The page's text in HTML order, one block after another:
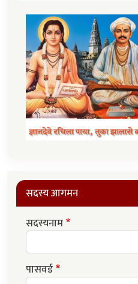
सदस्य आगमन
सदस्यनाम
पासवर्ड